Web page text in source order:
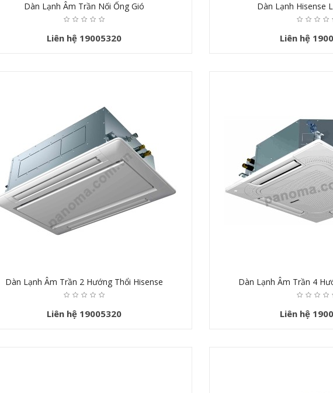
Dàn Lạnh Âm Trần Nối Ống Gió
Liên hệ 19005320
Dàn Lạnh Hisense
Liên hệ
Dàn Lạnh Âm Trần 2 Hướng Thổi Hisense
Liên hệ 19005320
Dàn Lạnh Âm Trần 4
Liên hệ